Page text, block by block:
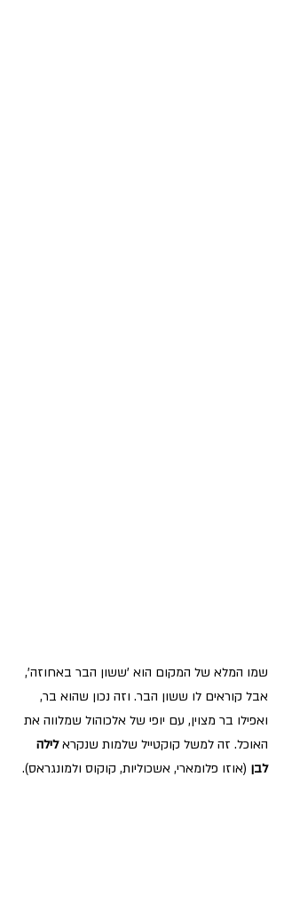
שמו המלא של המקום הוא 'ששון הבר באחוזה',
אבל קוראים לו ששון הבר. וזה נכון שהוא בר,
ואפילו בר מצוין, עם יופי של אלכוהול שמלווה את
האוכל. זה למשל קוקטייל שלמות שנקרא לילה
לבן (אוזו פלומארי, אשכוליות, קוקוס ולמונגראס).